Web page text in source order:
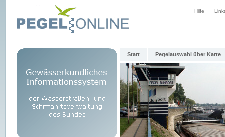
Hilfe
Start Pegelauswahl über Karte